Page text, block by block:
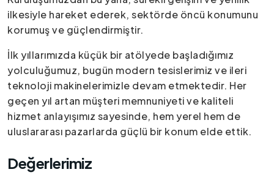
ilkesiyle hareket ederek, sektörde öncü konumunu
korumuş ve güçlendirmiştir.
İlk yıllarımızda küçük bir atölyede başladığımız
yolculuğumuz, bugün modern tesislerimiz ve ileri
teknoloji makinelerimizle devam etmektedir. Her
geçen yıl artan müşteri memnuniyeti ve kaliteli
hizmet anlayışımız sayesinde, hem yerel hem de
uluslararası pazarlarda güçlü bir konum elde ettik.
Değerlerimiz